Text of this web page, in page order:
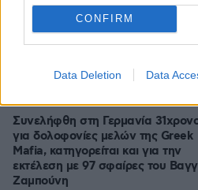
CONFIRM
Data Deletion Data
της Λένας Σαμαρά
Συνελήφθη στη Γερμανία
για δολοφονίες μελών της Greek
Mafia, κατηγορείται και για την
εκτέλεση με 97 σφαίρες του
Ζαμπούνη